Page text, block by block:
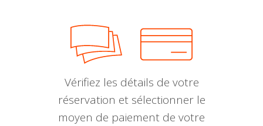
Vérifiez les détails de votre
réservation et sélectionner le
moyen de paiement de votre